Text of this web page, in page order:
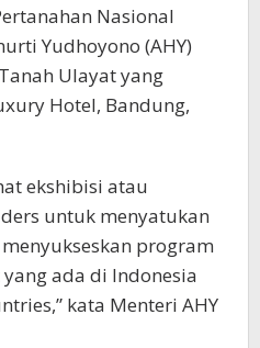
Nasional
Yudhoyono (AHY)
Ulayat yang
Hotel, Bandung,
ekshibisi atau
untuk menyatukan
program
ada di Indonesia
kata Menteri AHY